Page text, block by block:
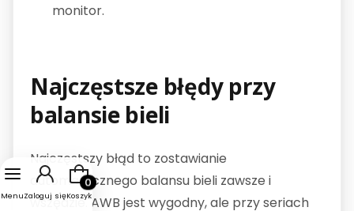
monitor.
Najczęstsze błędy przy
balansie bieli
Najczęstszy błąd to zostawianie
automatycznego balansu bieli zawsze i
wszędzie. AWB jest wygodny, ale przy seriach
MenuZaloguj się
Produkty w koszyku: 0. Zobacz szczegóły
Koszyk